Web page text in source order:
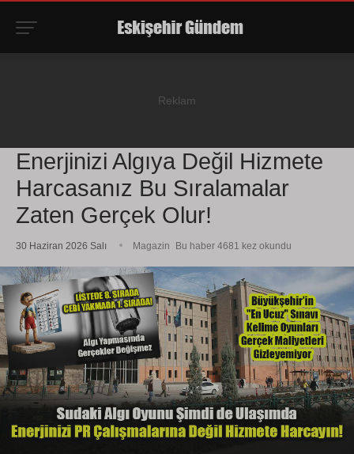
Enerjinizi Algıya Değil Hizmete
Harcasanız Bu Sıralamalar
Zaten Gerçek Olur!
30 Haziran 2026 Salı Magazin Bu haber 4681 kez okundu